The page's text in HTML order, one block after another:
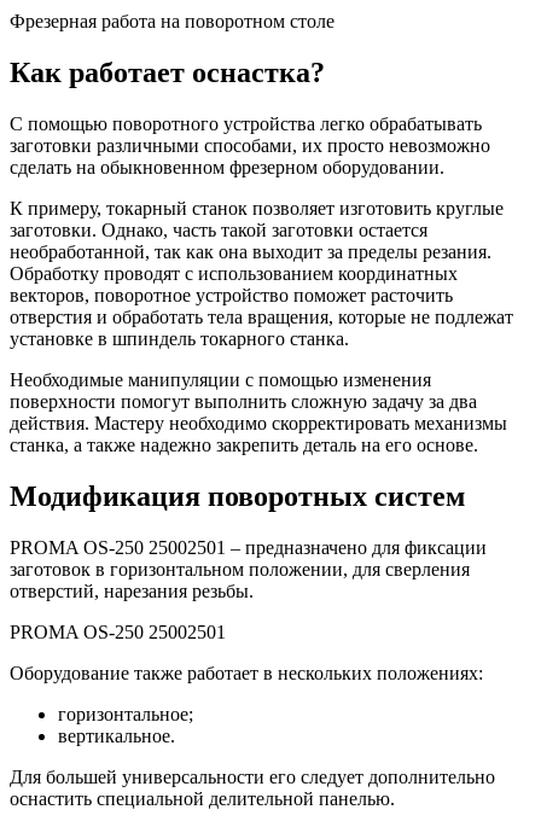
Фрезерная работа на поворотном столе
Как работает оснастка?
С помощью поворотного устройства легко обрабатывать
заготовки различными способами, их просто невозможно
сделать на обыкновенном фрезерном оборудовании.
К примеру, токарный станок позволяет изготовить круглые
заготовки. Однако, часть такой заготовки остается
необработанной, так как она выходит за пределы резания.
Обработку проводят с использованием координатных
векторов, поворотное устройство поможет расточить
отверстия и обработать тела вращения, которые не подлежат
установке в шпиндель токарного станка.
Необходимые манипуляции с помощью изменения
поверхности помогут выполнить сложную задачу за два
действия. Мастеру необходимо скорректировать механизмы
станка, а также надежно закрепить деталь на его основе.
Модификация поворотных систем
PROMA OS-250 25002501 – предназначено для фиксации
заготовок в горизонтальном положении, для сверления
отверстий, нарезания резьбы.
PROMA OS-250 25002501
Оборудование также работает в нескольких положениях:
горизонтальное;
вертикальное.
Для большей универсальности его следует дополнительно
оснастить специальной делительной панелью.